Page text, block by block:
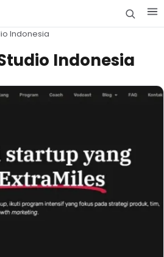
Indonesia
Indonesia